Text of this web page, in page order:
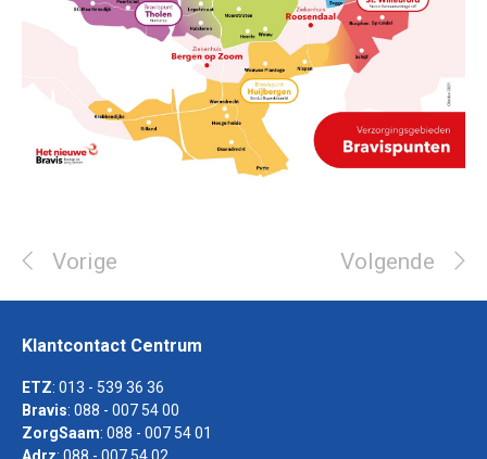
Vorige Volgende
Klantcontact Centrum
ETZ: 013 - 539 36 36
Bravis: 088 - 007 54 00
ZorgSaam: 088 - 007 54 01